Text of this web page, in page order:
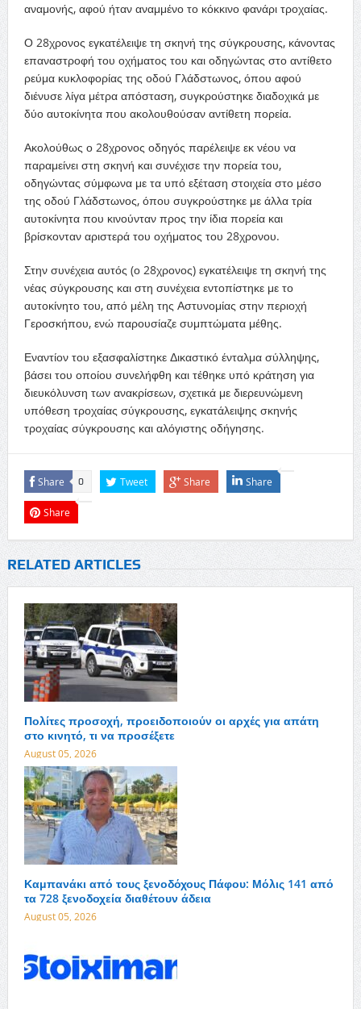
αναμονής, αφού ήταν αναμμένο το κόκκινο φανάρι τροχαίας.
Ο 28χρονος εγκατέλειψε τη σκηνή της σύγκρουσης, κάνοντας
επαναστροφή του οχήματος του και οδηγώντας στο αντίθετο
ρεύμα κυκλοφορίας της οδού Γλάδστωνος, όπου αφού
διένυσε λίγα μέτρα απόσταση, συγκρούστηκε διαδοχικά με
δύο αυτοκίνητα που ακολουθούσαν αντίθετη πορεία.
Ακολούθως ο 28χρονος οδηγός παρέλειψε εκ νέου να
παραμείνει στη σκηνή και συνέχισε την πορεία του,
οδηγώντας σύμφωνα με τα υπό εξέταση στοιχεία στο μέσο
της οδού Γλάδστωνος, όπου συγκρούστηκε με άλλα τρία
αυτοκίνητα που κινούνταν προς την ίδια πορεία και
βρίσκονταν αριστερά του οχήματος του 28χρονου.
Στην συνέχεια αυτός (ο 28χρονος) εγκατέλειψε τη σκηνή της
νέας σύγκρουσης και στη συνέχεια εντοπίστηκε με το
αυτοκίνητο του, από μέλη της Αστυνομίας στην περιοχή
Γεροσκήπου, ενώ παρουσίαζε συμπτώματα μέθης.
Εναντίον του εξασφαλίστηκε Δικαστικό ένταλμα σύλληψης,
βάσει του οποίου συνελήφθη και τέθηκε υπό κράτηση για
διευκόλυνση των ανακρίσεων, σχετικά με διερευνώμενη
υπόθεση τροχαίας σύγκρουσης, εγκατάλειψης σκηνής
τροχαίας σύγκρουσης και αλόγιστης οδήγησης.
Share 0 Tweet Share Share
Share
RELATED ARTICLES
Πολίτες προσοχή, προειδοποιούν οι αρχές για απάτη
στο κινητό, τι να προσέξετε
August 05, 2026
Καμπανάκι από τους ξενοδόχους Πάφου: Μόλις 141 από
τα 728 ξενοδοχεία διαθέτουν άδεια
August 05, 2026